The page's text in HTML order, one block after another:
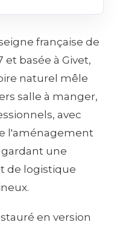
française de
basée à Givet,
naturel mêle
salle à manger,
avec
l'aménagement
une
de logistique
en version